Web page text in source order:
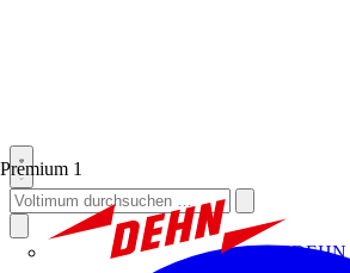
Premium 1
DEHN